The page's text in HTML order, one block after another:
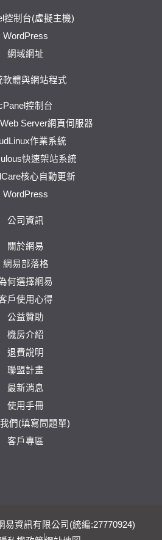
控制台(虛擬主機)
WordPress
網域網址
軟體與網站程式
控制台
Server網頁伺服器
作業系統
快速架站系統
核心自動更新
WordPress
公司資訊
關於網易
網易部落格
何選擇網易
戶使用心得
公益贊助
機房介紹
退費說明
聯盟計畫
最新消息
使用手冊
們(填寫問題單)
客戶專區
易資訊有限公司(統編:27770924)